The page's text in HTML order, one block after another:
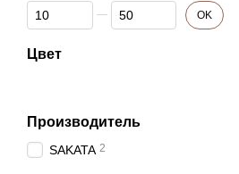
От Фасовка
До Фасовка OK
Цвет
Производитель
SAKATA 2